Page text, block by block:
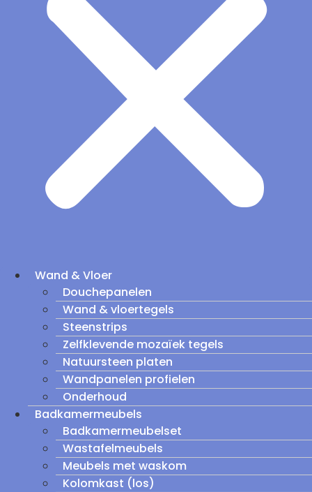
Wand & Vloer
Douchepanelen
Wand & vloertegels
Steenstrips
Zelfklevende mozaïek tegels
Natuursteen platen
Wandpanelen profielen
Onderhoud
Badkamermeubels
Badkamermeubelset
Wastafelmeubels
Meubels met waskom
Kolomkast (los)